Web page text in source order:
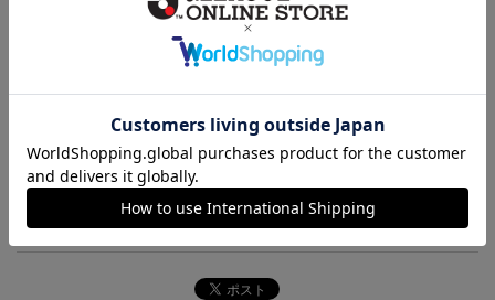
取り扱い商品によっては、パッケージやデザインなどの仕様が予
告なく変更になることがございます。
決済について
ギフト対応について
ヘルプページ